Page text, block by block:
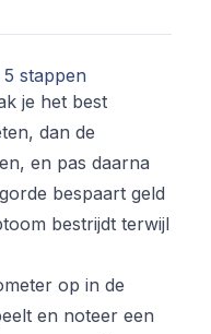
stappen
je het best
dan de
en pas daarna
bespaart geld
bestrijdt terwijl
op in de
en noteer een